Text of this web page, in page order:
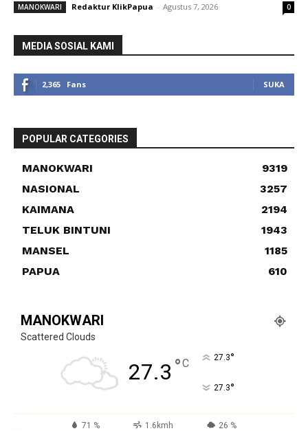
MANOKWARI Redaktur KlikPapua - Agustus 7, 2026 0
MEDIA SOSIAL KAMI
2,365 Fans SUKA
POPULAR CATEGORIES
MANOKWARI
9319
NASIONAL
3257
KAIMANA
2194
TELUK BINTUNI
1943
MANSEL
1185
PAPUA
610
MANOKWARI
Scattered Clouds
27.3 °C 27.3°
27.3°
71 % 1.6kmh 26 %